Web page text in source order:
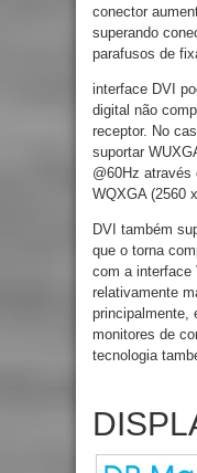
conector
superando
parafusos de
interface DVI
digital não
receptor. No
suportar
@60Hz
WQXGA (2560
DVI também
que o torna
com a interface
relativamente
principalmente,
monitores de
tecnologia